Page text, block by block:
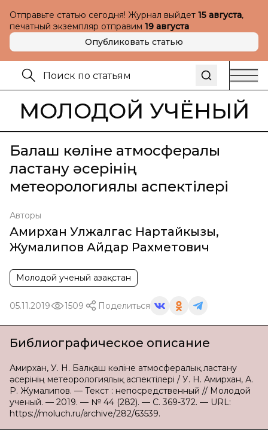
Отправьте статью сегодня! Журнал выйдет 15 августа,
печатный экземпляр отправим 19 августа
Опубликовать статью
МОЛОДОЙ УЧЁНЫЙ
Балқаш көліне атмосфералық
ластану әсерінің
метеорологиялық аспектілері
Авторы
Амирхан Улжалгас Нартайкызы,
Жумалипов Айдар Рахметович
Молодой ученый Қазақстан
05.11.2019 1509 Поделиться
Библиографическое описание
Амирхан, У. Н. Балқаш көліне атмосфералық ластану
әсерінің метеорологиялық аспектілері / У. Н. Амирхан, А.
Р. Жумалипов. — Текст : непосредственный // Молодой
ученый. — 2019. — № 44 (282). — С. 369-372. — URL:
https://moluch.ru/archive/282/63539.